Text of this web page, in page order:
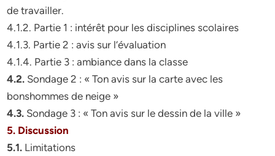
de travailler.
4.1.2. Partie 1 : intérêt pour les disciplines scolaires
4.1.3. Partie 2 : avis sur l’évaluation
4.1.4. Partie 3 : ambiance dans la classe
4.2. Sondage 2 : « Ton avis sur la carte avec les
bonshommes de neige »
4.3. Sondage 3 : « Ton avis sur le dessin de la ville »
5. Discussion
5.1. Limitations